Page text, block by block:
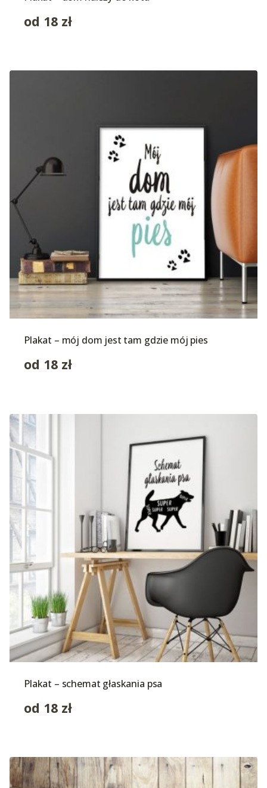
od 18 zł
Plakat – mój dom jest tam gdzie mój pies
od 18 zł
Plakat – schemat głaskania psa
od 18 zł